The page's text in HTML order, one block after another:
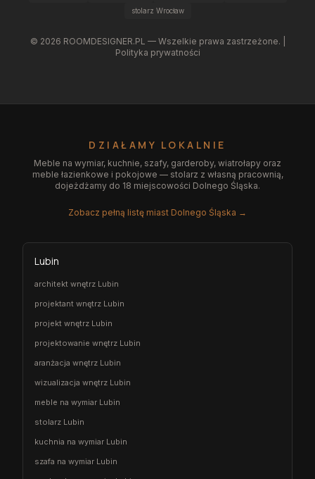
stolarz Wrocław
© 2026 ROOMDESIGNER.PL — Wszelkie prawa zastrzeżone. |
Polityka prywatności
DZIAŁAMY LOKALNIE
Meble na wymiar, kuchnie, szafy, garderoby, wiatrołapy oraz
meble łazienkowe i pokojowe — stolarz z własną pracownią,
dojeżdżamy do 18 miejscowości Dolnego Śląska.
Zobacz pełną listę miast Dolnego Śląska →
Lubin
architekt wnętrz Lubin
projektant wnętrz Lubin
projekt wnętrz Lubin
projektowanie wnętrz Lubin
aranżacja wnętrz Lubin
wizualizacja wnętrz Lubin
meble na wymiar Lubin
stolarz Lubin
kuchnia na wymiar Lubin
szafa na wymiar Lubin